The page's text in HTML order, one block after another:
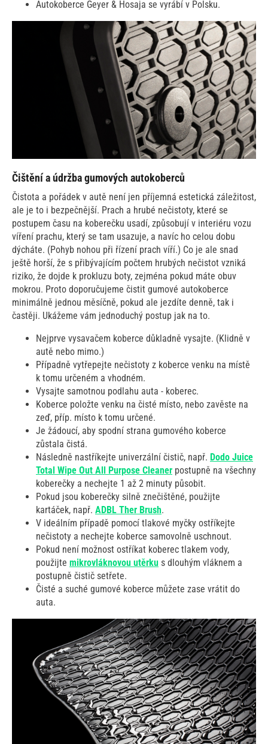
Autokoberce Geyer & Hosaja se vyrábí v Polsku.
Čištění a údržba gumových autokoberců
Čistota a pořádek v autě není jen příjemná estetická záležitost,
ale je to i bezpečnější. Prach a hrubé nečistoty, které se
postupem času na koberečku usadí, způsobují v interiéru vozu
víření prachu, který se tam usazuje, a navíc ho celou dobu
dýcháte. (Pohyb nohou při řízení prach víří.) Co je ale snad
ještě horší, že s přibývajícím počtem hrubých nečistot vzniká
riziko, že dojde k prokluzu boty, zejména pokud máte obuv
mokrou. Proto doporučujeme čistit gumové autokoberce
minimálně jednou měsíčně, pokud ale jezdíte denně, tak i
častěji. Ukážeme vám jednoduchý postup jak na to.
Nejprve vysavačem koberce důkladně vysajte. (Klidně v
autě nebo mimo.)
Případně vytřepejte nečistoty z koberce venku na místě
k tomu určeném a vhodném.
Vysajte samotnou podlahu auta - koberec.
Koberce položte venku na čisté místo, nebo zavěste na
zeď, příp. místo k tomu určené.
Je žádoucí, aby spodní strana gumového koberce
zůstala čistá.
Následně nastříkejte univerzální čistič, např. Dodo Juice
Total Wipe Out All Purpose Cleaner postupně na všechny
koberečky a nechejte 1 až 2 minuty působit.
Pokud jsou koberečky silně znečištěné, použijte
kartáček, např. ADBL Ther Brush.
V ideálním případě pomocí tlakové myčky ostříkejte
nečistoty a nechejte koberce samovolně uschnout.
Pokud není možnost ostříkat koberec tlakem vody,
použijte mikrovláknovou utěrku s dlouhým vláknem a
postupně čistič setřete.
Čisté a suché gumové koberce můžete zase vrátit do
auta.